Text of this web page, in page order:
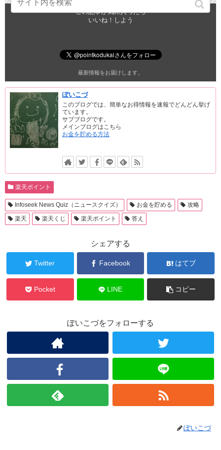
この記事が気に入ったら
いいね！しよう
最新情報をお届けします。
ぽいこづ
このブログでは、簡単なお得情報を速報でどんどん挙げ
ています。
サブブログです。
メインブログはこちら
お金を貯める方法
楽天ポイント
Infoseek News Quiz（ニュースクイズ） お金を貯める
攻略
楽天
楽天くじ 楽天ポイント 答え
シェアする
Twitter Facebook はてブ
Pocket LINE コピー
ぽいこづをフォローする
ぽいこづ